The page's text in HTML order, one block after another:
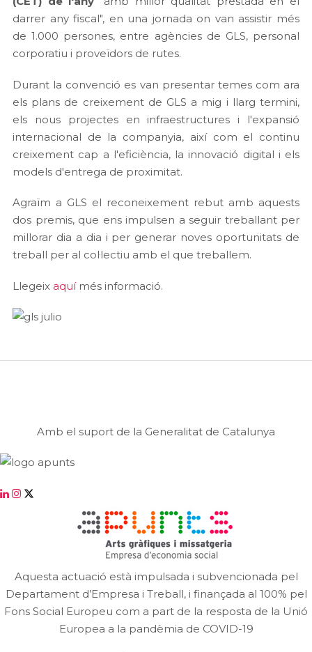
darrer any fiscal", en una jornada on van assistir més
de 1.000 persones, entre agències de GLS, personal
corporatiu i proveïdors de rutes.
Durant la convenció es van presentar temes com ara
els plans de creixement de GLS a mig i llarg termini,
els nous projectes en infraestructures i l'expansió
internacional de la companyia, així com el continu
creixement cap a l'eficiència, la innovació digital i els
models d'entrega de proximitat.
Agraïm a GLS el reconeixement rebut amb aquests
dos premis, que ens impulsen a seguir treballant per
millorar dia a dia i per generar noves oportunitats de
treball per al col·lectiu amb el que treballem.
Llegeix aquímés informació.
Amb el suport de la Generalitat de Catalunya
Aquesta actuació està impulsada i subvencionada pel
Departament d’Empresa i Treball, i finançada al 100% pel
Fons Social Europeu com a part de la resposta de la Unió
Europea a la pandèmia de COVID-19